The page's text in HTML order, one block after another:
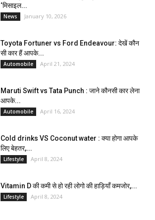
‘मिसाइल...
News January 10, 2026
Toyota Fortuner vs Ford Endeavour: देखें कौन
सी कार हैं आपके...
Automobile April 21, 2024
Maruti Swift vs Tata Punch : जाने कौनसी कार लेना
आपके...
Automobile April 16, 2024
Cold drinks VS Coconut water : क्या होगा आपके
लिए बेहतर,...
Lifestyle April 8, 2024
Vitamin D की कमी से हो रही लोगो की हाड़ियाँ कमजोर,...
Lifestyle April 8, 2024